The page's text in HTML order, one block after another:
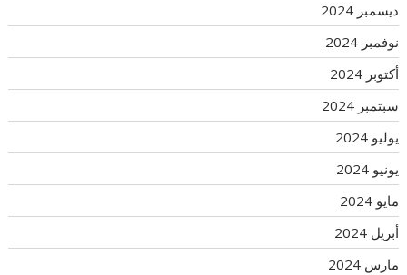
ديسمبر 2024
نوفمبر 2024
أكتوبر 2024
سبتمبر 2024
يوليو 2024
يونيو 2024
مايو 2024
أبريل 2024
مارس 2024